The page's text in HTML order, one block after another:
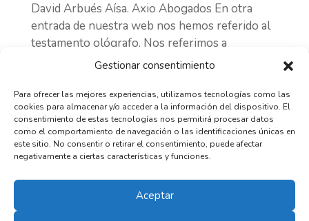
Gestionar consentimiento
Para ofrecer las mejores experiencias, utilizamos tecnologías como las
cookies para almacenar y/o acceder a la información del dispositivo. El
consentimiento de estas tecnologías nos permitirá procesar datos
como el comportamiento de navegación o las identificaciones únicas en
este sitio. No consentir o retirar el consentimiento, puede afectar
negativamente a ciertas características y funciones.
Aceptar
David Arbués Aísa. Axio Abogados En otra
entrada de nuestra web nos hemos referido al
testamento ológrafo. Nos referimos a
continuación a otros tipos de testamentos
admitidos, en concreto el testamento en
peligro de muerte y...
ACTUALIDAD POR ÁREAS
ACTUALIDAD